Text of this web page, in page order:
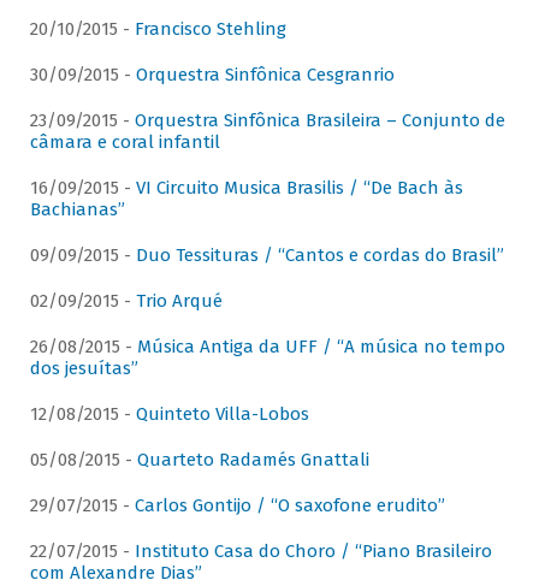
20/10/2015 - Francisco Stehling
30/09/2015 - Orquestra Sinfônica Cesgranrio
23/09/2015 - Orquestra Sinfônica Brasileira – Conjunto de
câmara e coral infantil
16/09/2015 - VI Circuito Musica Brasilis / “De Bach às
Bachianas”
09/09/2015 - Duo Tessituras / “Cantos e cordas do Brasil”
02/09/2015 - Trio Arqué
26/08/2015 - Música Antiga da UFF / “A música no tempo
dos jesuítas”
12/08/2015 - Quinteto Villa-Lobos
05/08/2015 - Quarteto Radamés Gnattali
29/07/2015 - Carlos Gontijo / “O saxofone erudito”
22/07/2015 - Instituto Casa do Choro / “Piano Brasileiro
com Alexandre Dias”